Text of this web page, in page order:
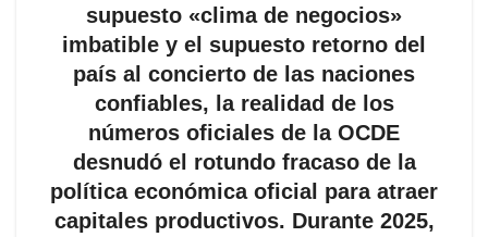
supuesto «clima de negocios»
imbatible y el supuesto retorno del
país al concierto de las naciones
confiables, la realidad de los
números oficiales de la OCDE
desnudó el rotundo fracaso de la
política económica oficial para atraer
capitales productivos. Durante 2025,